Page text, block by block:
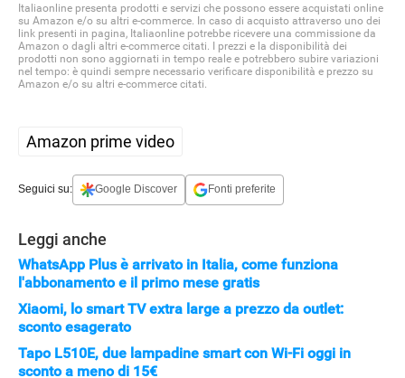
Italiaonline presenta prodotti e servizi che possono essere acquistati online
su Amazon e/o su altri e-commerce. In caso di acquisto attraverso uno dei
link presenti in pagina, Italiaonline potrebbe ricevere una commissione da
Amazon o dagli altri e-commerce citati. I prezzi e la disponibilità dei
prodotti non sono aggiornati in tempo reale e potrebbero subire variazioni
nel tempo: è quindi sempre necessario verificare disponibilità e prezzo su
Amazon e/o su altri e-commerce citati.
Amazon prime video
Seguici su: Google Discover Fonti preferite
Leggi anche
WhatsApp Plus è arrivato in Italia, come funziona
l'abbonamento e il primo mese gratis
Xiaomi, lo smart TV extra large a prezzo da outlet:
sconto esagerato
Tapo L510E, due lampadine smart con Wi-Fi oggi in
sconto a meno di 15€